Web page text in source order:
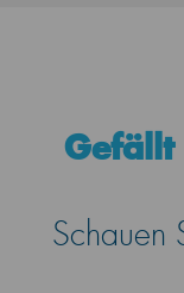
Gefällt
Schauen